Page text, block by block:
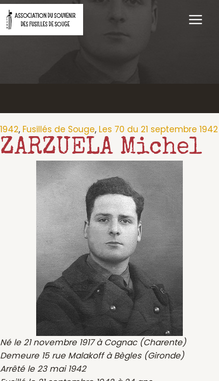
Aller
au
contenu
1942, Fusillés de Souge, Les 70 du 21 septembre 1942
ZARZUELA Michel
Né le 21 novembre 1917 à Cognac (Charente)
Demeure 15 rue Malakoff à Bègles (Gironde)
Arrêté le 23 mai 1942